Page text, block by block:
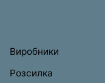
Виробники
Розсилка